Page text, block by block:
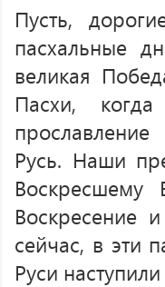
Пусть,
пасхальные
великая
Пасхи,
Русь. Наши
Воскресение
сейчас, в эти
Руси